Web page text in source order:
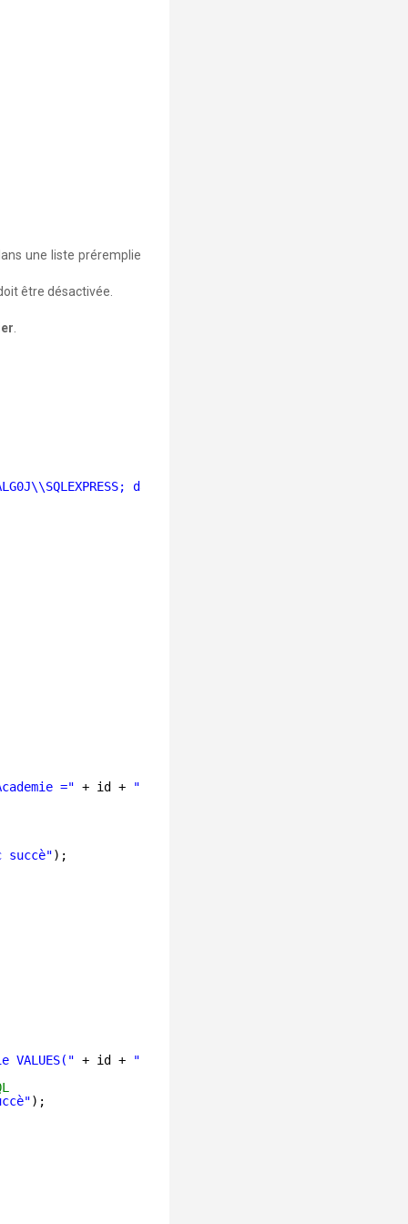
une liste préremplie
être désactivée.
database = education; integrated
=" + id + ""
succè");
VALUES(" + id + " , '"
);